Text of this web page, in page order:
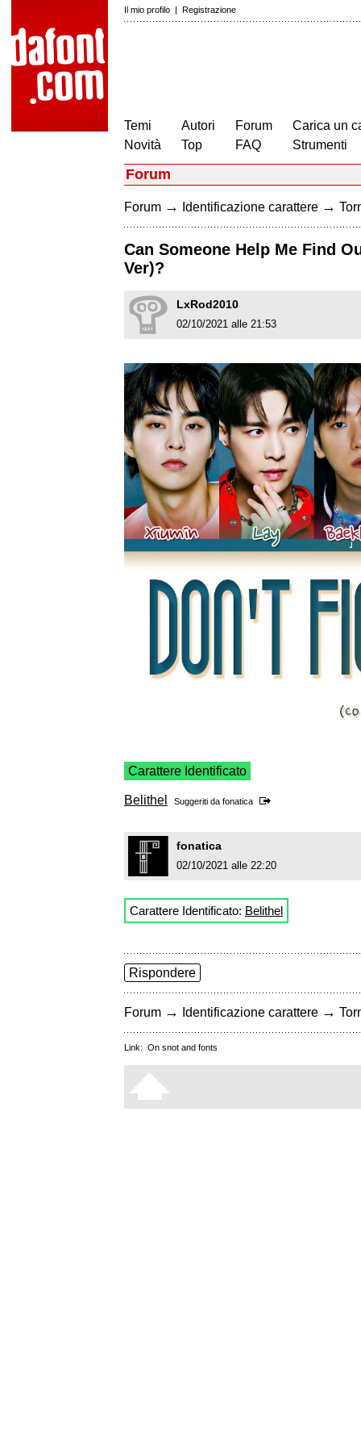
Il mio profilo | Registrazione
Temi
Novità
Autori
Top
Forum
FAQ
Carica un
Strumenti
Forum
Forum → Identificazione carattere →
Can Someone Help Me Find
Ver)?
LxRod2010
02/10/2021 alle 21:53
Carattere Identificato
Belithel Suggeriti da fonatica
fonatica
02/10/2021 alle 22:20
Carattere Identificato: Belithel
Rispondere
Forum → Identificazione carattere →
Link: On snot and fonts